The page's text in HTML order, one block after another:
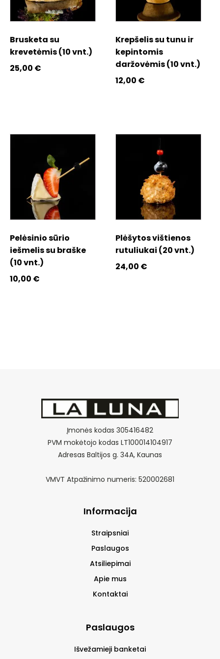
Brusketa su
krevetėmis (10 vnt.)
25,00 €
Krepšelis su tunu ir
kepintomis
daržovėmis (10 vnt.)
12,00 €
Pelėsinio sūrio
iešmelis su braške
(10 vnt.)
10,00 €
Plėšytos vištienos
rutuliukai (20 vnt.)
24,00 €
Įmonės kodas 305416482
PVM mokėtojo kodas LT100014104917
Adresas Baltijos g. 34A, Kaunas
VMVT Atpažinimo numeris: 520002681
Informacija
Straipsniai
Paslaugos
Atsiliepimai
Apie mus
Kontaktai
Paslaugos
Išvežamieji banketai